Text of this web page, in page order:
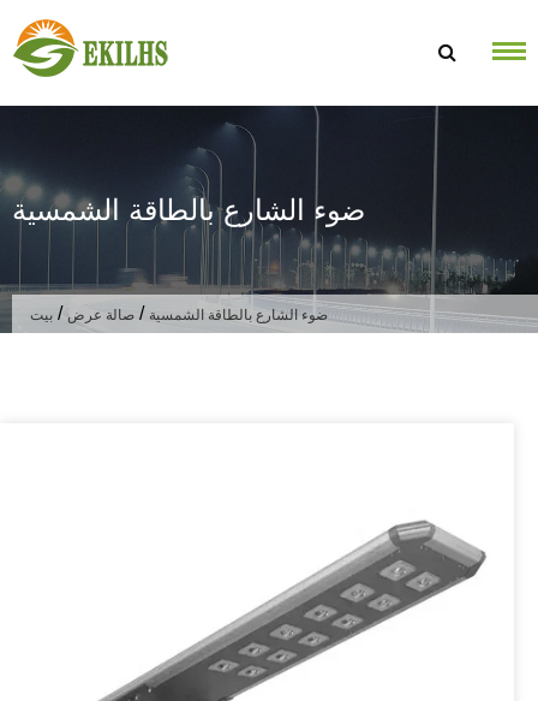
ضوء الشارع بالطاقة الشمسية
بيت / صالة عرض / ضوء الشارع بالطاقة الشمسية